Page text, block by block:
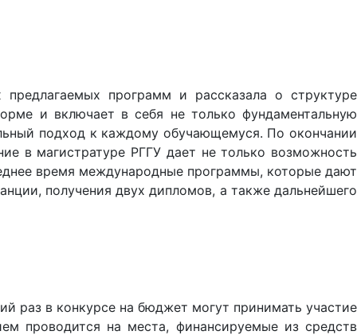
программ и рассказала о структуре
и включает в себя не только фундаментальную
подход к каждому обучающемуся. По окончании
в магистратуре РГГУ дает не только возможность
время международные программы, которые дают
получения двух дипломов, а также дальнейшего
раз в конкурсе на бюджет могут принимать участие
проводится на места, финансируемые из средств